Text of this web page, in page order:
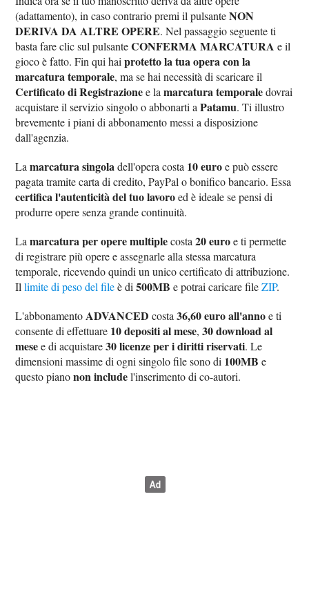
(adattamento), in caso contrario premi il pulsanteNON
DERIVA DA ALTRE OPERE. Nel passaggio seguente ti
basta fare clic sul pulsanteCONFERMA MARCATURA e il
gioco è fatto. Fin qui haiprotetto la tua opera con la
marcatura temporale, ma se hai necessità di scaricare il
Certificato di Registrazionee lamarcatura temporaledovrai
acquistare il servizio singolo o abbonarti aPatamu. Ti illustro
brevemente i piani di abbonamento messi a disposizione
dall'agenzia.
Lamarcatura singoladell'opera costa 10 euroe può essere
pagata tramite carta di credito, PayPal o bonifico bancario. Essa
certifica l'autenticità del tuo lavoroed è ideale se pensi di
produrre opere senza grande continuità.
Lamarcatura per opere multiplecosta20 euroe ti permette
di registrare più opere e assegnarle alla stessa marcatura
temporale, ricevendo quindi un unico certificato di attribuzione.
Illimite di peso del fileè di500MB e potrai caricare fileZIP.
L'abbonamento ADVANCED costa36,60 euro all'annoe ti
consente di effettuare 10 depositi al mese,30 download al
mesee di acquistare30 licenze per i diritti riservati. Le
dimensioni massime di ogni singolo file sono di 100MB e
questo pianonon includel'inserimento di co-autori.